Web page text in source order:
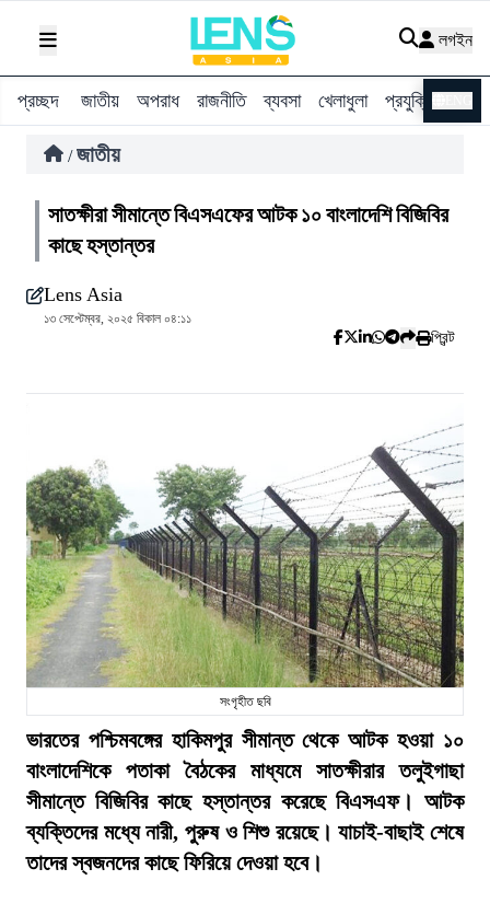
লগইন
প্রচ্ছদ জাতীয় অপরাধ রাজনীতি ব্যবসা খেলাধুলা প্রযুক্তি
/ জাতীয়
সাতক্ষীরা সীমান্তে বিএসএফের আটক ১০ বাংলাদেশি বিজিবির
কাছে হস্তান্তর
Lens Asia
১৩ সেপ্টেম্বর, ২০২৫ বিকাল ০৪:১১
প্রিন্ট
সংগৃহীত ছবি
ভারতের পশ্চিমবঙ্গের হাকিমপুর সীমান্ত থেকে আটক হওয়া ১০
বাংলাদেশিকে পতাকা বৈঠকের মাধ্যমে সাতক্ষীরার তলুইগাছা
সীমান্তে বিজিবির কাছে হস্তান্তর করেছে বিএসএফ। আটক
ব্যক্তিদের মধ্যে নারী, পুরুষ ও শিশু রয়েছে। যাচাই-বাছাই শেষে
তাদের স্বজনদের কাছে ফিরিয়ে দেওয়া হবে।